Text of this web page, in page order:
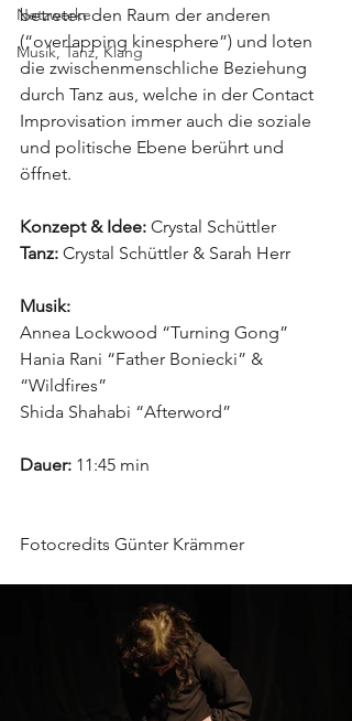
Netzwerke
Musik, Tanz, Klang
betreten den Raum der anderen
(“overlapping kinesphere”) und loten
die zwischenmenschliche Beziehung
durch Tanz aus, welche in der Contact
Improvisation immer auch die soziale
und politische Ebene berührt und
öffnet.
Konzept & Idee: Crystal Schüttler
Tanz: Crystal Schüttler & Sarah Herr
Musik:
Annea Lockwood “Turning Gong”
Hania Rani “Father Boniecki” &
“Wildfires”
Shida Shahabi “Afterword”
Dauer: 11:45 min
Fotocredits Günter Krämmer